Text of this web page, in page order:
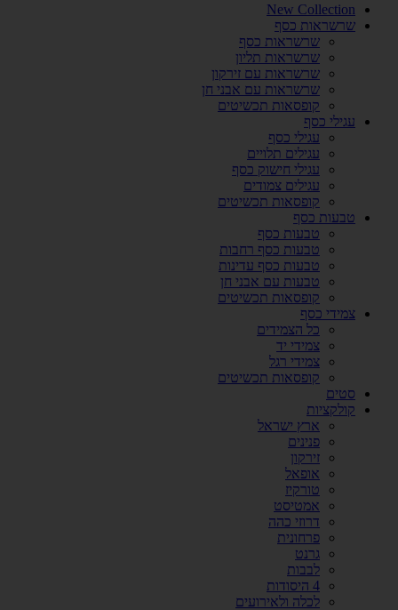
New Collection
שרשראות כסף
שרשראות כסף
שרשראות תליון
שרשראות עם זירקון
שרשראות עם אבני חן
קופסאות תכשיטים
עגילי כסף
עגילי כסף
עגילים תלויים
עגילי חישוק כסף
עגילים צמודים
קופסאות תכשיטים
טבעות כסף
טבעות כסף
טבעות כסף רחבות
טבעות כסף עדינות
טבעות עם אבני חן
קופסאות תכשיטים
צמידי כסף
כל הצמידים
צמידי יד
צמידי רגל
קופסאות תכשיטים
סטים
קולקציות
ארץ ישראל
פנינים
זירקון
אופאל
טורקיז
אמטיסט
דרוזי כהה
פרחונית
גרנט
לבבות
4 היסודות
לכלה ולאירועים